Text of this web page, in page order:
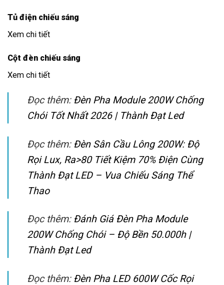
Tủ điện chiếu sáng
Xem chi tiết
Cột đèn chiếu sáng
Xem chi tiết
Đọc thêm: Đèn Pha Module 200W Chống
Chói Tốt Nhất 2026 | Thành Đạt Led
Đọc thêm: Đèn Sân Cầu Lông 200W: Độ
Rọi Lux, Ra>80 Tiết Kiệm 70% Điện Cùng
Thành Đạt LED – Vua Chiếu Sáng Thể
Thao
Đọc thêm: Đánh Giá Đèn Pha Module
200W Chống Chói – Độ Bền 50.000h |
Thành Đạt Led
Đọc thêm: Đèn Pha LED 600W Cốc Rọi